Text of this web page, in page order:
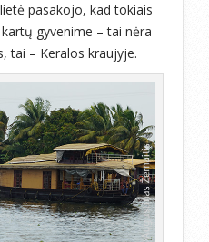
pasakojo, kad tokiais
gyvenime – tai nėra
tai – Keralos kraujyje.